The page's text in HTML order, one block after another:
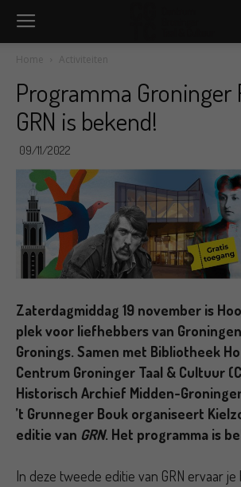
Home Activiteiten
Programma Groninger
GRN is bekend!
09/11/2022
Zaterdagmiddag 19 november is
plek voor liefhebbers van
Gronings. Samen met Bibliotheek
Centrum Groninger Taal & Cultuur
Historisch Archief Midden-
’t Grunneger Bouk organiseert
editie van GRN. Het programma is
In deze tweede editie van GRN ervaar je